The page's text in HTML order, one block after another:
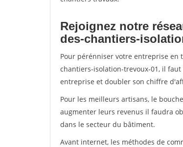
Rejoignez notre
des-chantiers-
Pour pérénniser votre entreprise en
chantiers-isolation-trevoux-01, il
entreprise et doubler son chiffre
Pour les meilleurs artisans, le
augmenter leurs revenus il faudra
dans le secteur du bâtiment.
Avant internet, les méthodes de